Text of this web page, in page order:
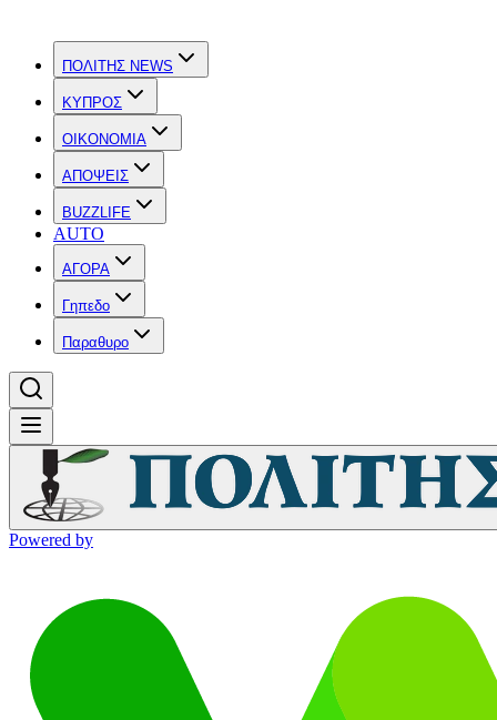
ΠΟΛΙΤΗΣ NEWS
ΚΥΠΡΟΣ
OIKONOMIA
ΑΠΟΨΕΙΣ
BUZZLIFE
AUTO
ΑΓΟΡΑ
Γηπεδο
Παραθυρο
Powered by